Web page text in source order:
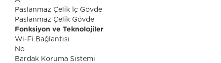
Paslanmaz Çelik İç Gövde
Paslanmaz Çelik Gövde
Fonksiyon ve Teknolojiler
Wi-Fi Bağlantısı
No
Bardak Koruma Sistemi